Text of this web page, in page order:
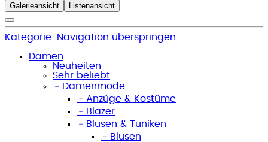
Galerieansicht Listenansicht
Kategorie-Navigation überspringen
Damen
Neuheiten
Sehr beliebt
﹣ Damenmode
﹢ Anzüge & Kostüme
﹢ Blazer
﹣ Blusen & Tuniken
﹣ Blusen